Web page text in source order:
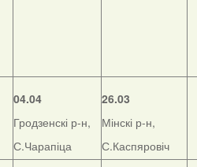
04.04
Гродзенскі р-н,
С.Чарапіца
26.03
Мінскі р-н,
С.Каспяровіч